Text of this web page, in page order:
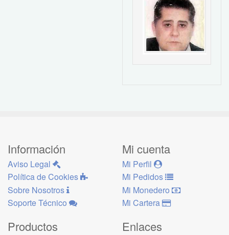
Información
Aviso Legal
Política de Cookies
Sobre Nosotros
Soporte Técnico
Mi cuenta
Mi Perfil
Mi Pedidos
Mi Monedero
Mi Cartera
Productos Enlaces